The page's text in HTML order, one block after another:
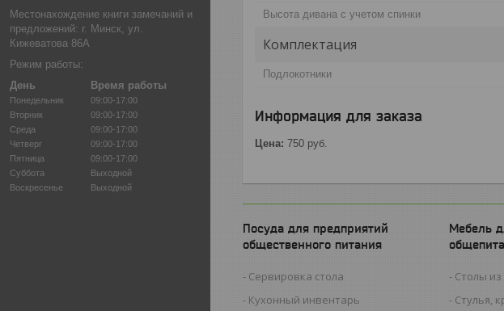
Местонахождение книги замечаний и
предложений: г. Минск, ул.
Кижеватова 86А
Режим работы:
День
Время работы
Понедельник
09:00-17:00
Вторник
09:00-17:00
Среда
09:00-17:00
Четверг
09:00-17:00
Пятница
09:00-17:00
Суббота
Выходной
Воскресенье
Выходной
Высота дивана с учетом спинки
Комплектация
Подлокотники
Информация для заказа
Цена: 750 руб.
Посуда для предприятий
общественного питания
Сервировка стола
Кухонный инвентарь
Мебель
общепита
Столы
Стулья,